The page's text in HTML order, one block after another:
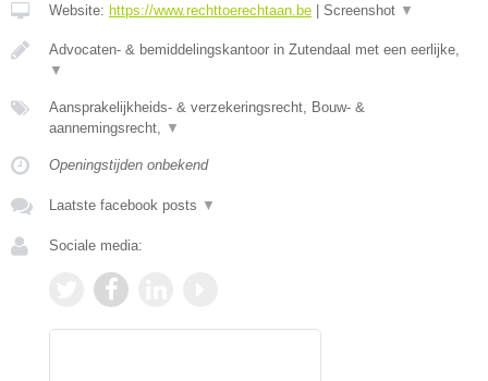
Website: https://www.rechttoerechtaan.be | Screenshot ▼
Advocaten- & bemiddelingskantoor in Zutendaal met een eerlijke,
▼
Aansprakelijkheids- & verzekeringsrecht, Bouw- &
aannemingsrecht,
▼
Openingstijden onbekend
Laatste facebook posts ▼
Sociale media: